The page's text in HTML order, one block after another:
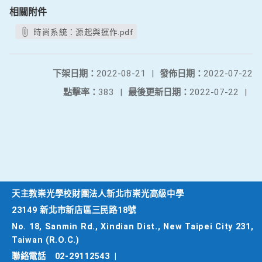
相關附件
時尚系統：源起與運作.pdf
發佈日期： 2022-07-22
下架日期： 2022-08-21
|
最後更新日期： 2022-07-22 |
點擊率： 383 |
天主教崇光學校財團法人新北市崇光高級中學
23149 新北市新店區三民路18號
No. 18, Sanmin Rd., Xindian Dist., New Taipei City 231,
Taiwan (R.O.C.)
聯絡電話
02-29112543